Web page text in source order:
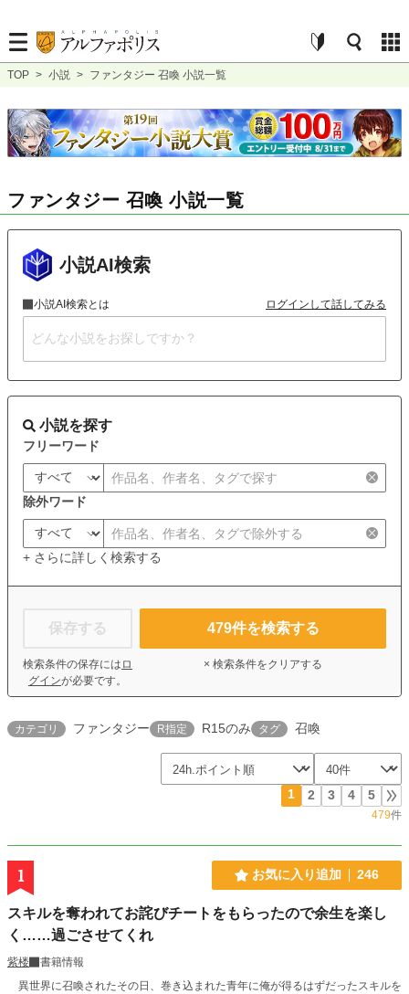
TOP > 小説 > ファンタジー 召喚 小説一覧
ファンタジー 召喚 小説一覧
小説AI検索
小説AI検索とは ログインして話してみる
小説を探す
フリーワード
除外ワード
+ さらに詳しく検索する
保存する
検索条件の保存には ロ
グインが必要です。
479件を検索する
× 検索条件をクリアする
カテゴリ ファンタジー R指定 R15のみ タグ 召喚
1 2 3 4 5
479件
1 お気に入り追加 246
スキルを奪われてお詫びチートをもらったので余生を楽し
く……過ごさせてくれ
紫楼
書籍情報
異世界に召喚されたその日、巻き込まれた青年に俺が得るはずだったスキルを